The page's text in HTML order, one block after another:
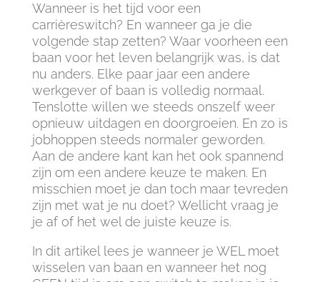
Wanneer is het tijd voor een
carrièreswitch? En wanneer ga je die
volgende stap zetten? Waar voorheen een
baan voor het leven belangrijk was, is dat
nu anders. Elke paar jaar een andere
werkgever of baan is volledig normaal.
Tenslotte willen we steeds onszelf weer
opnieuw uitdagen en doorgroeien. En zo is
jobhoppen steeds normaler geworden.
Aan de andere kant kan het ook spannend
zijn om een andere keuze te maken. En
misschien moet je dan toch maar tevreden
zijn met wat je nu doet? Wellicht vraag je
je af of het wel de juiste keuze is.
In dit artikel lees je wanneer je WEL moet
wisselen van baan en wanneer het nog